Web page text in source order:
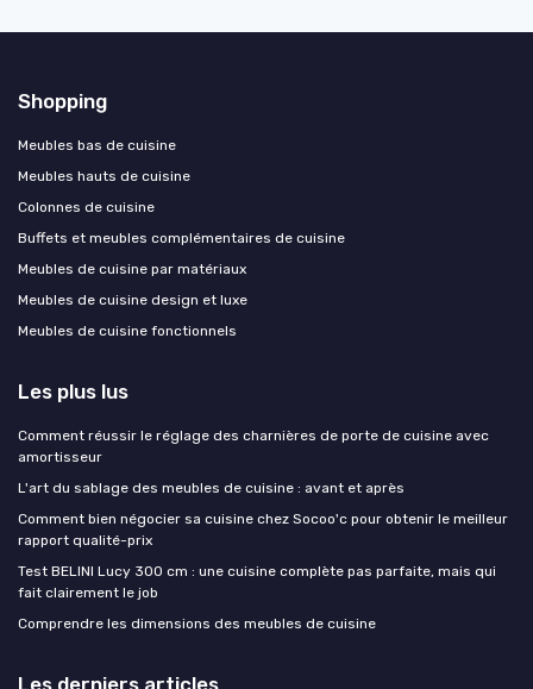
Shopping
Meubles bas de cuisine
Meubles hauts de cuisine
Colonnes de cuisine
Buffets et meubles complémentaires de cuisine
Meubles de cuisine par matériaux
Meubles de cuisine design et luxe
Meubles de cuisine fonctionnels
Les plus lus
Comment réussir le réglage des charnières de porte de cuisine avec
amortisseur
L'art du sablage des meubles de cuisine : avant et après
Comment bien négocier sa cuisine chez Socoo'c pour obtenir le meilleur
rapport qualité-prix
Test BELINI Lucy 300 cm : une cuisine complète pas parfaite, mais qui
fait clairement le job
Comprendre les dimensions des meubles de cuisine